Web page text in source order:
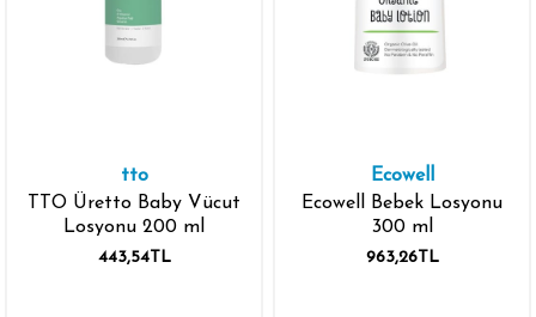
tto
TTO Üretto Baby Vücut
Losyonu 200 ml
443,54TL
Ecowell
Ecowell Bebek Losyonu
300 ml
963,26TL